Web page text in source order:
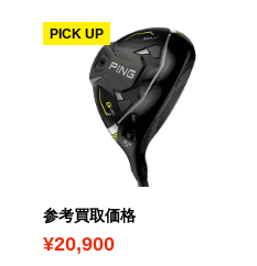
参考買取価格
¥20,900
PICK UP